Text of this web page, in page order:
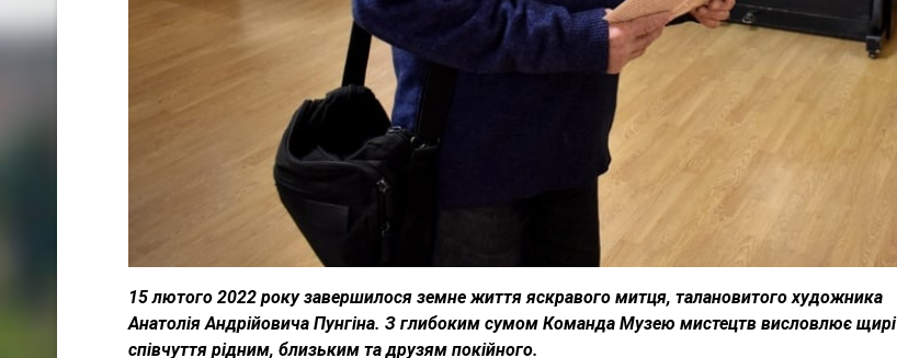
15 лютого 2022 року завершилося земне життя яскравого митця, талановитого художника
Анатолія Андрійовича Пунгіна. З глибоким сумом Команда Музею мистецтв висловлює щирі
співчуття рідним, близьким та друзям покійного.